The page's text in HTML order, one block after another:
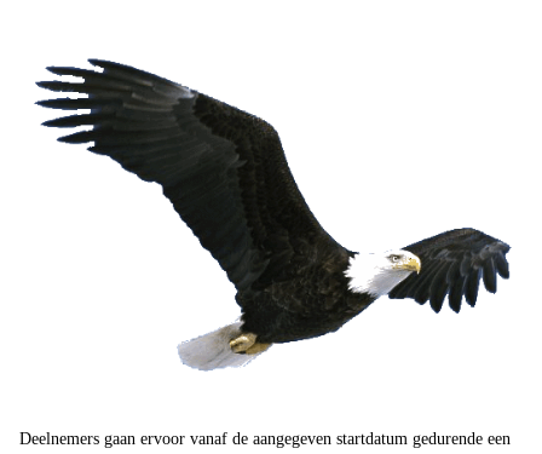
Deelnemers gaan ervoor vanaf de aangegeven startdatum gedurende een